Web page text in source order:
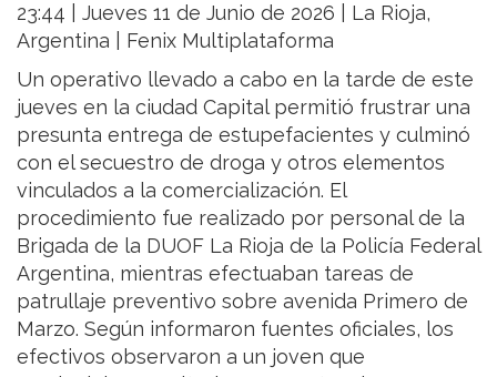
23:44 | Jueves 11 de Junio de 2026 | La Rioja,
Argentina | Fenix Multiplataforma
Un operativo llevado a cabo en la tarde de este
jueves en la ciudad Capital permitió frustrar una
presunta entrega de estupefacientes y culminó
con el secuestro de droga y otros elementos
vinculados a la comercialización. El
procedimiento fue realizado por personal de la
Brigada de la DUOF La Rioja de la Policía Federal
Argentina, mientras efectuaban tareas de
patrullaje preventivo sobre avenida Primero de
Marzo. Según informaron fuentes oficiales, los
efectivos observaron a un joven que